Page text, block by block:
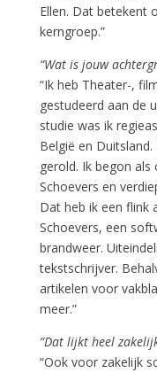
Ellen. Dat betekent
kerngroep.”
“Wat is jouw
“Ik heb Theater-,
gestudeerd aan de
studie was ik
België en
gerold. Ik begon
Schoevers en
Dat heb ik een flink
Schoevers, een
brandweer.
tekstschrijver.
artikelen voor
meer.”
“Dat lijkt heel
“Ook voor zakelijk